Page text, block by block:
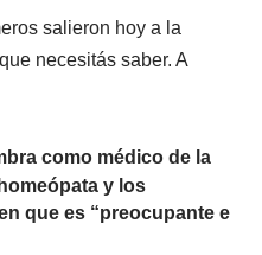
salieron hoy a la
necesitás saber. A
como médico de la
y los
que es “preocupante e